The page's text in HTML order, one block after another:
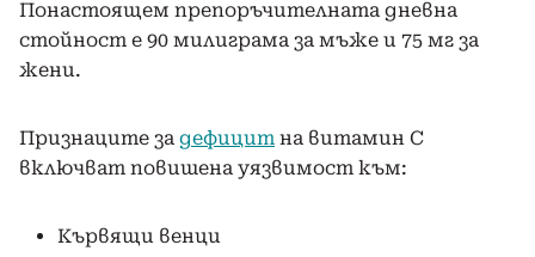
Понастоящем препоръчителната дневна
стойност е 90 милиграма за мъже и 75 мг за
жени.
Признаците за дефицит на витамин С
включват повишена уязвимост към:
Кървящи венци